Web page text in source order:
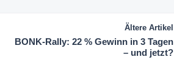
Ältere Artikel
BONK-Rally: 22 % Gewinn in 3 Tagen
– und jetzt?